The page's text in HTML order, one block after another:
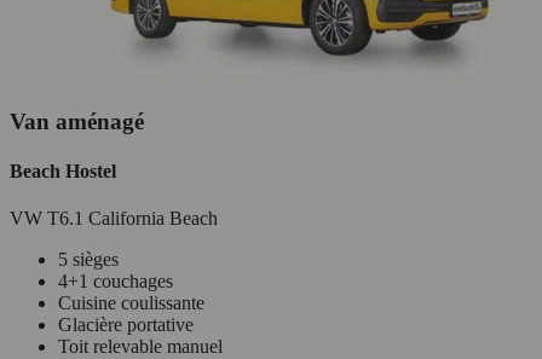
Van aménagé
Beach Hostel
VW T6.1 California Beach
5 sièges
4+1 couchages
Cuisine coulissante
Glacière portative
Toit relevable manuel